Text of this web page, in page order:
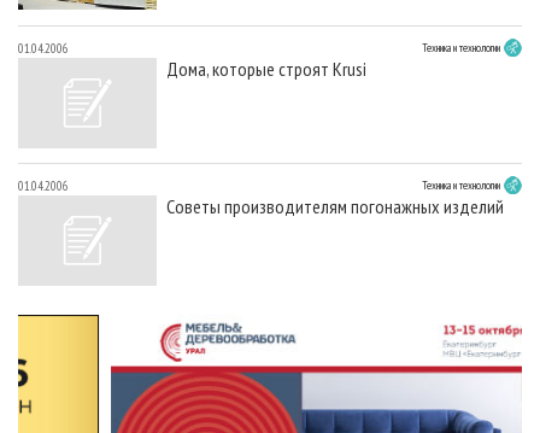
01.04.2006 Техника и технологии
Дома, которые строят Krusi
01.04.2006 Техника и технологии
Советы производителям погонажных изделий